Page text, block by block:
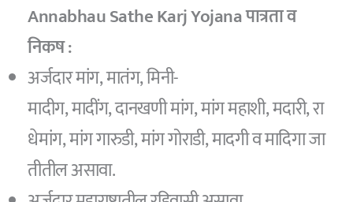
Annabhau Sathe Karj Yojana पात्रता व
निकष :
अर्जदार मांग, मातंग, मिनी-
मादीग, मादींग, दानखणी मांग, मांग महाशी, मदारी, रा
धेमांग, मांग गारुडी, मांग गोराडी, मादगी व मादिगा जा
तीतील असावा.